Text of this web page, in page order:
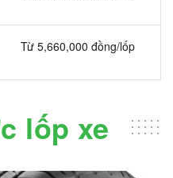
Từ 5,660,000 đồng/lốp
lốp xe